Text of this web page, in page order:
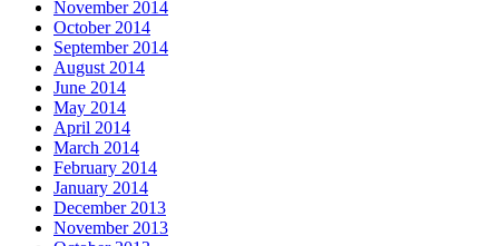
November 2014
October 2014
September 2014
August 2014
June 2014
May 2014
April 2014
March 2014
February 2014
January 2014
December 2013
November 2013